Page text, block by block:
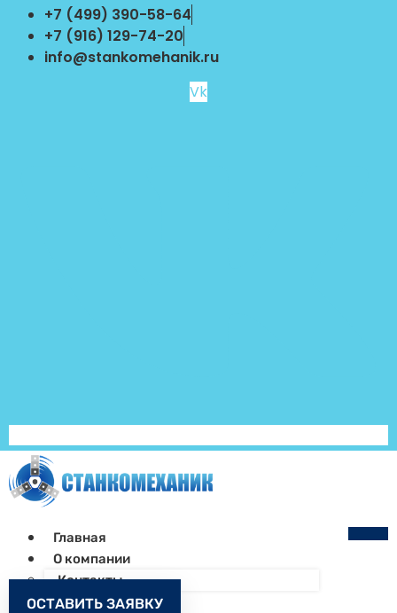
Перейти
содержимому
+7 (499) 390-58-64
+7 (916) 129-74-20
info@stankomehanik.ru
Vk
Главная
О компании
Контакты
Как заказать
ОСТАВИТЬ ЗАЯВКУ